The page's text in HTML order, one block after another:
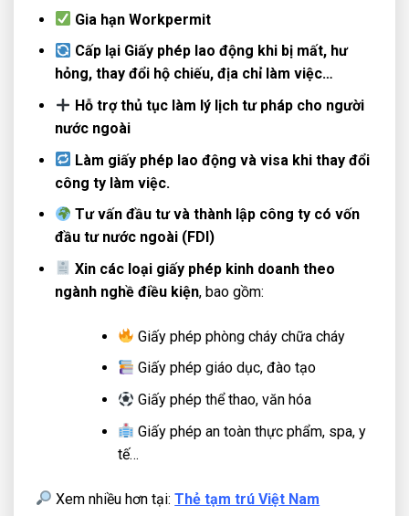
Gia hạn Workpermit
Cấp lại Giấy phép lao động khi bị mất, hư
hỏng, thay đổi hộ chiếu, địa chỉ làm việc…
Hỗ trợ thủ tục làm lý lịch tư pháp cho người
nước ngoài
Làm giấy phép lao động và visa khi thay đổi
công ty làm việc.
Tư vấn đầu tư và thành lập công ty có vốn
đầu tư nước ngoài (FDI)
Xin các loại giấy phép kinh doanh theo
ngành nghề điều kiện, bao gồm:
Giấy phép phòng cháy chữa cháy
Giấy phép giáo dục, đào tạo
Giấy phép thể thao, văn hóa
Giấy phép an toàn thực phẩm, spa, y
tế…
Xem nhiều hơn tại:Thẻ tạm trú Việt Nam